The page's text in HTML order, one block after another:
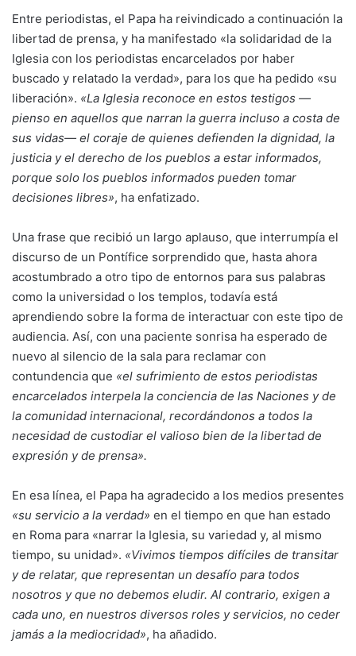
Entre periodistas, el Papa ha reivindicado a continuación la
libertad de prensa, y ha manifestado «la solidaridad de la
Iglesia con los periodistas encarcelados por haber
buscado y relatado la verdad», para los que ha pedido «su
liberación». «La Iglesia reconoce en estos testigos —
pienso en aquellos que narran la guerra incluso a costa de
sus vidas— el coraje de quienes defienden la dignidad, la
justicia y el derecho de los pueblos a estar informados,
porque solo los pueblos informados pueden tomar
decisiones libres», ha enfatizado.
Una frase que recibió un largo aplauso, que interrumpía el
discurso de un Pontífice sorprendido que, hasta ahora
acostumbrado a otro tipo de entornos para sus palabras
como la universidad o los templos, todavía está
aprendiendo sobre la forma de interactuar con este tipo de
audiencia. Así, con una paciente sonrisa ha esperado de
nuevo al silencio de la sala para reclamar con
contundencia que «el sufrimiento de estos periodistas
encarcelados interpela la conciencia de las Naciones y de
la comunidad internacional, recordándonos a todos la
necesidad de custodiar el valioso bien de la libertad de
expresión y de prensa».
En esa línea, el Papa ha agradecido a los medios presentes
«su servicio a la verdad» en el tiempo en que han estado
en Roma para «narrar la Iglesia, su variedad y, al mismo
tiempo, su unidad». «Vivimos tiempos difíciles de transitar
y de relatar, que representan un desafío para todos
nosotros y que no debemos eludir. Al contrario, exigen a
cada uno, en nuestros diversos roles y servicios, no ceder
jamás a la mediocridad», ha añadido.